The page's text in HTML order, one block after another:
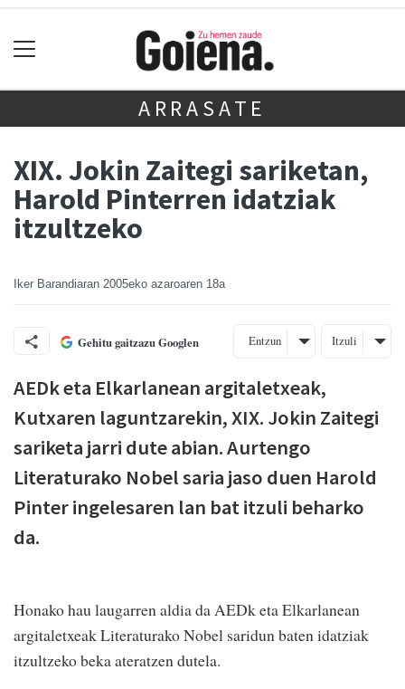
ARRASATE
XIX. Jokin Zaitegi sariketan,
Harold Pinterren idatziak
itzultzeko
Iker Barandiaran 2005eko azaroaren 18a
Gehitu gaitzazu Googlen Entzun Itzuli
AEDk eta Elkarlanean argitaletxeak,
Kutxaren laguntzarekin, XIX. Jokin Zaitegi
sariketa jarri dute abian. Aurtengo
Literaturako Nobel saria jaso duen Harold
Pinter ingelesaren lan bat itzuli beharko
da.
Honako hau laugarren aldia da AEDk eta Elkarlanean
argitaletxeak Literaturako Nobel saridun baten idatziak
itzultzeko beka ateratzen dutela.